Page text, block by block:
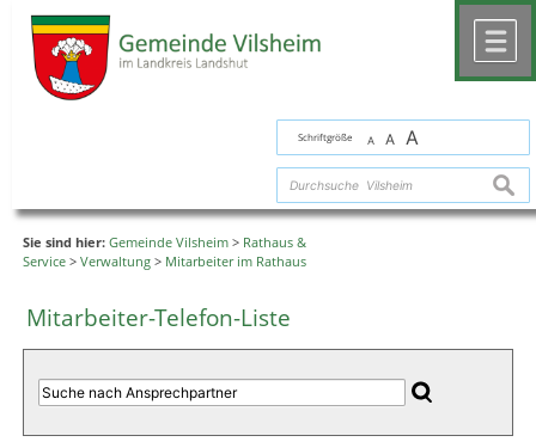
Schriftgröße A A A
Sie sind hier: Gemeinde Vilsheim > Rathaus &
Service > Verwaltung > Mitarbeiter im Rathaus
Mitarbeiter-Telefon-Liste